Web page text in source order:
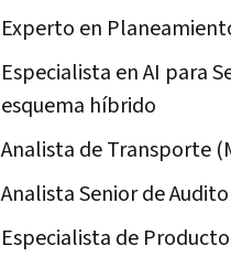
Experto en
Especialista en AI para
esquema híbrido
Analista de Transporte
Analista Senior de
Especialista de